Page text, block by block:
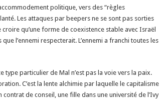
politique, vers des “règles
Les attaques par beepers ne se sont pas sorties
qu’une forme de coexistence stable avec Israël
l’ennemi respecterait. L’ennemi a franchi toutes les
type particulier de Mal n’est pas la voie vers la paix.
C’est la lente alchimie par laquelle le capitalisme
de conseil, une fille dans une université de l’Ivy